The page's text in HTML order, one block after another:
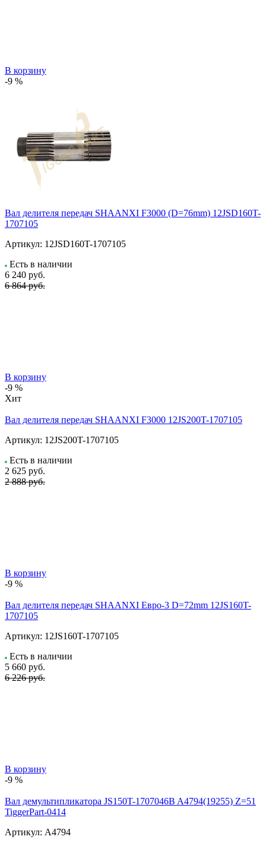
В корзину
-9 %
Вал делителя передач SHAANXI F3000 (D=76mm) 12JSD160T-
1707105
Артикул: 12JSD160T-1707105
Есть в наличии
6 240 руб.
6 864 руб.
В корзину
-9 %
Хит
Вал делителя передач SHAANXI F3000 12JS200T-1707105
Артикул: 12JS200T-1707105
Есть в наличии
2 625 руб.
2 888 руб.
В корзину
-9 %
Вал делителя передач SHAANXI Евро-3 D=72mm 12JS160T-
1707105
Артикул: 12JS160T-1707105
Есть в наличии
5 660 руб.
6 226 руб.
В корзину
-9 %
Вал демультипликатора JS150T-1707046B A4794(19255) Z=51
TiggerPart-0414
Артикул: A4794